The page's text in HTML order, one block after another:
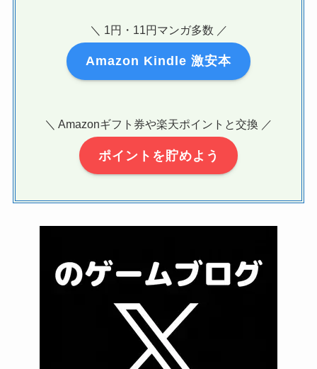
＼ 1円・11円マンガ多数 ／
Amazon Kindle 激安本
＼ Amazonギフト券や楽天ポイントと交換 ／
ポイントを貯めよう